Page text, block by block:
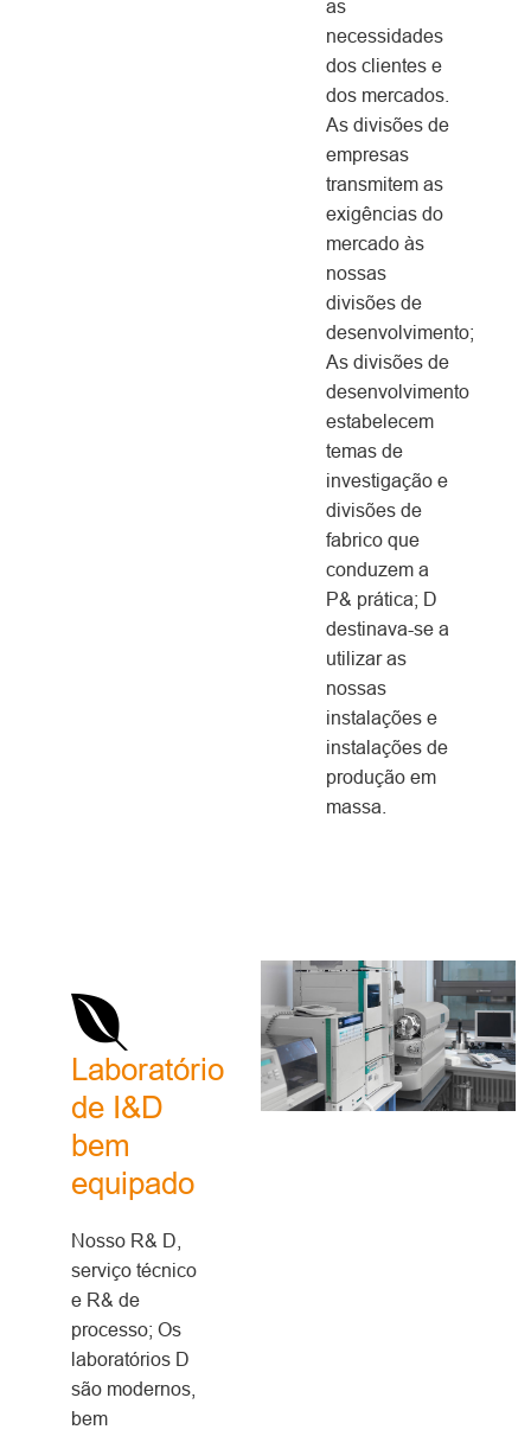
as
necessidades
dos clientes e
dos mercados.
As divisões de
empresas
transmitem as
exigências do
mercado às
nossas
divisões de
desenvolvimento;
As divisões de
desenvolvimento
estabelecem
temas de
investigação e
divisões de
fabrico que
conduzem a
P& prática; D
destinava-se a
utilizar as
nossas
instalações e
instalações de
produção em
massa.
Laboratório
de I&D
bem
equipado
Nosso R& D,
serviço técnico
e R& de
processo; Os
laboratórios D
são modernos,
bem